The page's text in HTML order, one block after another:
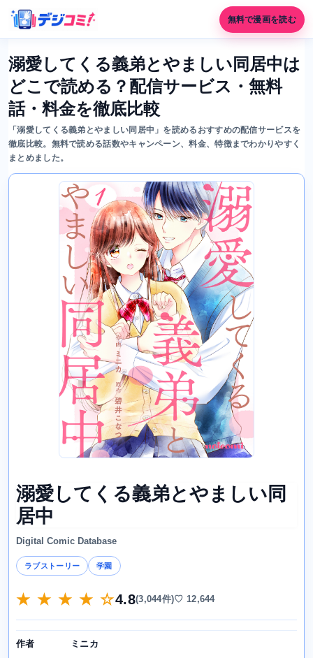
無料で漫画を読む
溺愛してくる義弟とやましい同居中は
どこで読める？配信サービス・無料
話・料金を徹底比較
「溺愛してくる義弟とやましい同居中」を読めるおすすめの配信サービスを
徹底比較。無料で読める話数やキャンペーン、料金、特徴までわかりやすく
まとめました。
溺愛してくる義弟とやましい同
居中
Digital Comic Database
ラブストーリー 学園
★ ★ ★ ★ ☆4.8(3,044件)♡ 12,644
作者 ミニカ